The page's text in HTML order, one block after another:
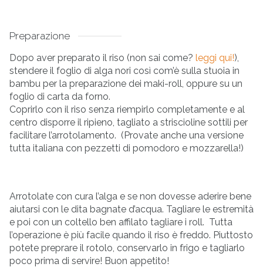
Preparazione
Dopo aver preparato il riso (non sai come? leggi qui!),
stendere il foglio di alga nori così com’è sulla stuoia in
bambu per la preparazione dei maki-roll, oppure su un
foglio di carta da forno.
Coprirlo con il riso senza riempirlo completamente e al
centro disporre il ripieno, tagliato a striscioline sottili per
facilitare l’arrotolamento. (Provate anche una versione
tutta italiana con pezzetti di pomodoro e mozzarella!)
Arrotolate con cura l’alga e se non dovesse aderire bene
aiutarsi con le dita bagnate d’acqua. Tagliare le estremità
e poi con un coltello ben affilato tagliare i roll. Tutta
l’operazione è più facile quando il riso è freddo. Piuttosto
potete preprare il rotolo, conservarlo in frigo e tagliarlo
poco prima di servire! Buon appetito!